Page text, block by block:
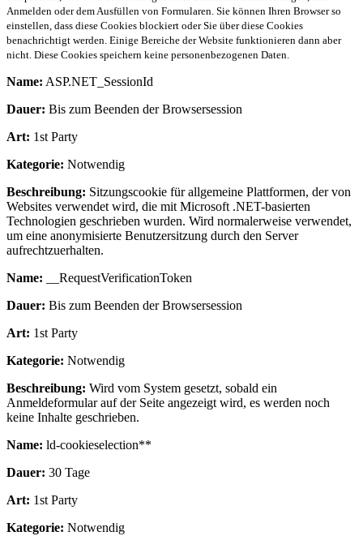
Anmelden oder dem Ausfüllen von Formularen. Sie können Ihren Browser so
einstellen, dass diese Cookies blockiert oder Sie über diese Cookies
benachrichtigt werden. Einige Bereiche der Website funktionieren dann aber
nicht. Diese Cookies speichern keine personenbezogenen Daten.
Name: ASP.NET_SessionId
Dauer: Bis zum Beenden der Browsersession
Art: 1st Party
Kategorie: Notwendig
Beschreibung: Sitzungscookie für allgemeine Plattformen, der von
Websites verwendet wird, die mit Microsoft .NET-basierten
Technologien geschrieben wurden. Wird normalerweise verwendet,
um eine anonymisierte Benutzersitzung durch den Server
aufrechtzuerhalten.
Name: __RequestVerificationToken
Dauer: Bis zum Beenden der Browsersession
Art: 1st Party
Kategorie: Notwendig
Beschreibung: Wird vom System gesetzt, sobald ein
Anmeldeformular auf der Seite angezeigt wird, es werden noch
keine Inhalte geschrieben.
Name: ld-cookieselection**
Dauer: 30 Tage
Art: 1st Party
Kategorie: Notwendig